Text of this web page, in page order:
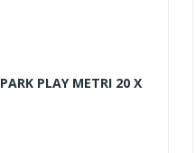
PLAY METRI 20 X